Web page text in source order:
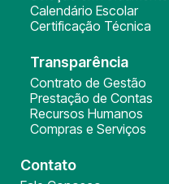
Calendário Escolar
Certificação Técnica
Transparência
Contrato de Gestão
Prestação de Contas
Recursos Humanos
Compras e Serviços
Contato